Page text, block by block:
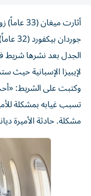
أثارت
الجدل بعد نشرها شريط
لإيبيزا الإسبانية حيث
وكتبت على الشريط:
تسبب غيابه بمشكلة
مشكلة. حادثة الأميرة